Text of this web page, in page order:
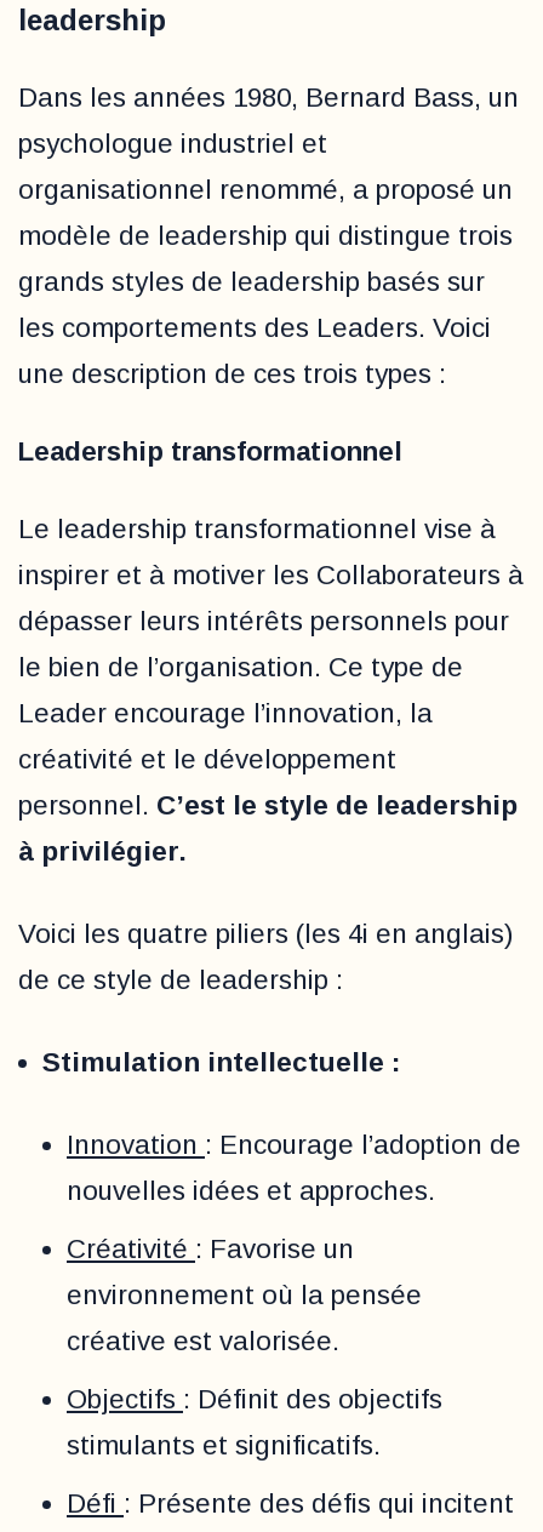
leadership
Dans les années 1980, Bernard Bass, un
psychologue industriel et
organisationnel renommé, a proposé un
modèle de leadership qui distingue trois
grands styles de leadership basés sur
les comportements des Leaders. Voici
une description de ces trois types :
Leadership transformationnel
Le leadership transformationnel vise à
inspirer et à motiver les Collaborateurs à
dépasser leurs intérêts personnels pour
le bien de l’organisation. Ce type de
Leader encourage l’innovation, la
créativité et le développement
personnel. C’est le style de leadership
à privilégier.
Voici les quatre piliers (les 4i en anglais)
de ce style de leadership :
Stimulation intellectuelle :
Innovation : Encourage l’adoption de
nouvelles idées et approches.
Créativité : Favorise un
environnement où la pensée
créative est valorisée.
Objectifs : Définit des objectifs
stimulants et significatifs.
Défi : Présente des défis qui incitent